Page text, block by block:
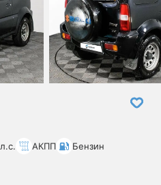
АКПП Бензин